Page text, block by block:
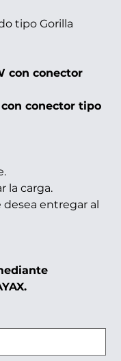
tipo Gorilla
con conector
conector tipo
la carga.
entregar al